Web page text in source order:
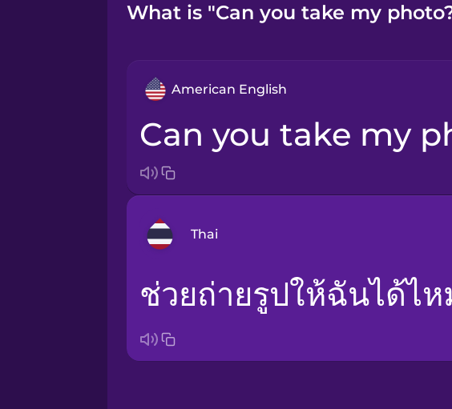
What is "Can you take my
American English
Can you take my
Thai
Arabic
ช่วยถ่ายรูปให้ฉันได้ไ